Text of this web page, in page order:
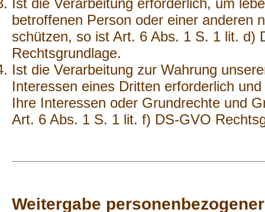
Ist die Verarbeitung erforderlich, um
betroffenen Person oder einer anderen
schützen, so ist Art. 6 Abs. 1 S. 1 lit. d)
Rechtsgrundlage.
Ist die Verarbeitung zur Wahrung
Interessen eines Dritten erforderlich
Ihre Interessen oder Grundrechte und
Art. 6 Abs. 1 S. 1 lit. f) DS-GVO
Weitergabe